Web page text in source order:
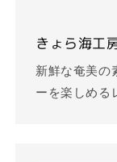
きょら海工
新鮮な奄美の
ーを楽しめる